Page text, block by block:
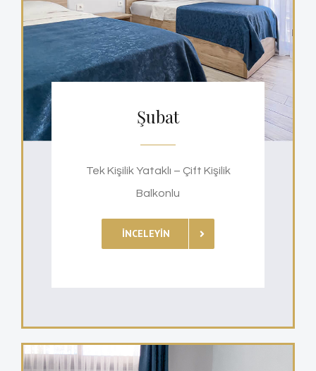
Şubat
Tek Kişilik Yataklı – Çift Kişilik
Balkonlu
İNCELEYIN